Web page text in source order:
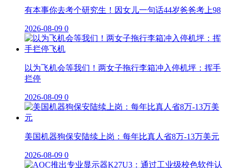
有本事你去考个研究生！因女儿一句话44岁爸爸考上98
2026-08-09 0
以为飞机会等我们！两女子拖行李箱冲入停机坪：挥手
拦停
2026-08-09 0
美国机器狗保安陆续上岗：每年比真人省8万-13万美元
2026-08-09 0